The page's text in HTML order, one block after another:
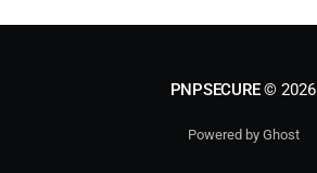
PNPSECURE© 2026
Powered by Ghost